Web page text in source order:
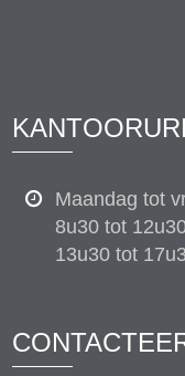
Maandag tot
8u30 tot
13u30 tot